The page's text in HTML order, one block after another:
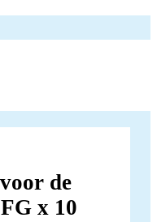
de
x 10